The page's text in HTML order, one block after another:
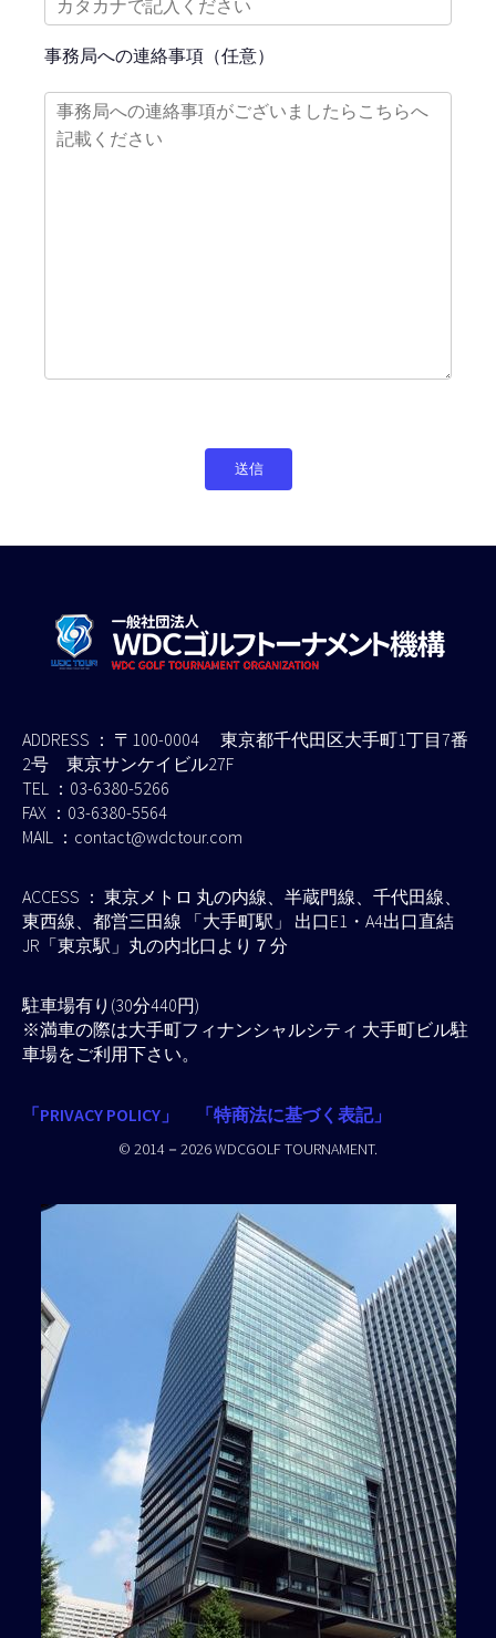
事務局への連絡事項（任意）
ADDRESS ： 〒100-0004 東京都千代田区大手町1丁目7番
2号 東京サンケイビル27F
TEL ：03-6380-5266
FAX ：03-6380-5564
MAIL ：contact@wdctour.com
ACCESS ： 東京メトロ 丸の内線、半蔵門線、千代田線、
東西線、都営三田線 「大手町駅」 出口E1・A4出口直結
JR「東京駅」丸の内北口より７分
駐車場有り(30分440円)
※満車の際は大手町フィナンシャルシティ 大手町ビル駐
車場をご利用下さい。
「PRIVACY POLICY」 「特商法に基づく表記」
© 2014－2026 WDCGOLF TOURNAMENT.